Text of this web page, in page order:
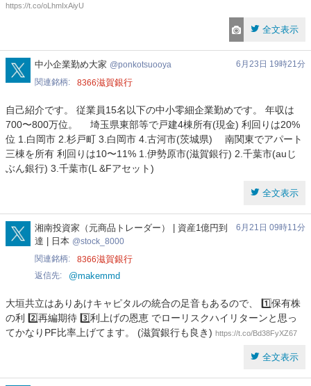
https://t.co/oLhmIxAiyU
全文表示
ponkotsuooya
中小企業勤め大家 ponkotsuooya
6月23日 19時21分
関連銘柄
8366滋賀銀行
自己紹介です。 従業員15名以下の中小零細企業勤めです。 年収は
700〜800万位。 埼玉県東部等で戸建4棟所有(現金) 利回りは20%
位 1.白岡市 2.杉戸町 3.白岡市 4.古河市(茨城県) 南関東でアパート
三棟を所有 利回りは10〜11% 1.伊勢原市(滋賀銀行) 2.千葉市(auじ
ぶん銀行) 3.千葉市(L &Fアセット)
全文表示
stock_8000
湘南投資家（元商品トレーダー） | 資産1億円到
達 | 日本
stock_8000
6月21日 09時11分
関連銘柄 8366滋賀銀行
返信先 @makemmd
大垣共立はありあけキャピタルの統合の足音もあるので、 1️⃣保有株
の利 2️⃣再編期待 3️⃣利上げの恩恵 でローリスクハイリターンと思っ
てかなりPF比率上げてます。 (滋賀銀行も良き) https://t.co/Bd38FyXZ67
全文表示